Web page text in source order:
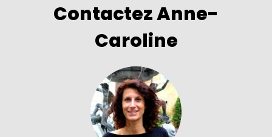
Contactez Anne-
Caroline